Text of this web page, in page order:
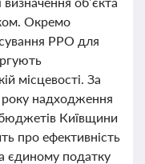
Окремо
РРО для
місцевості. За
року надходження
Київщини
про ефективність
єдиному податку